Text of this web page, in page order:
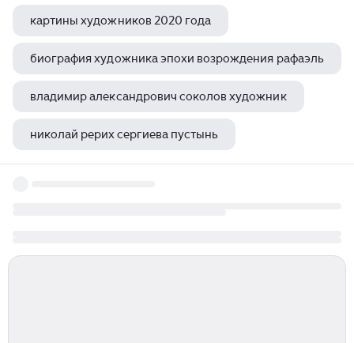
картины художников 2020 года
биография художника эпохи возрождения рафаэль
владимир александрович соколов художник
николай рерих сергиева пустынь